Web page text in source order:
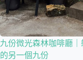
九份微光森林咖啡廳
的另一個九份